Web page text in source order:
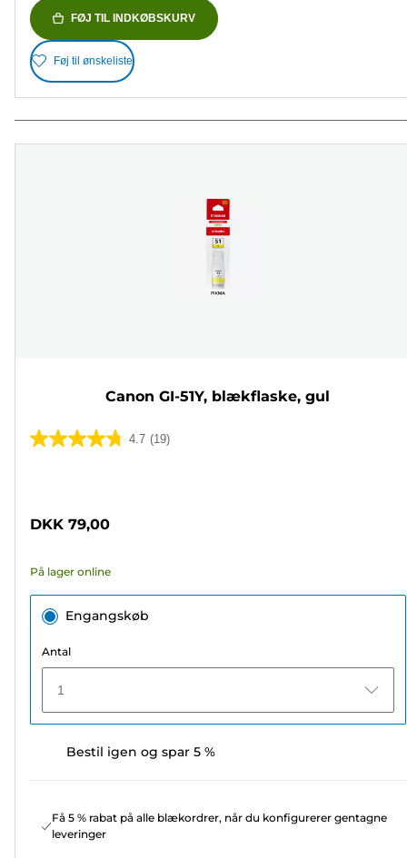
FØJ TIL INDKØBSKURV
Føj til ønskeliste
Canon GI-51Y, blækflaske, gul
4.7 (19)
4.7
stjerner.
anmeldelser
DKK 79,00
På lager online
Engangskøb
Antal
1
Bestil igen og spar 5 %
Få 5 % rabat på alle blækordrer, når du konfigurerer gentagne
leveringer